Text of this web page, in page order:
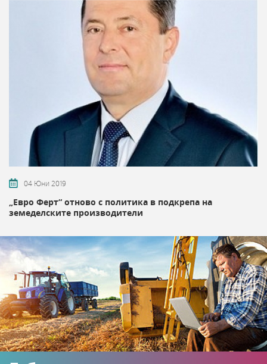
04 Юни 2019
„Евро Ферт“ отново с политика в подкрепа на
земеделските производители